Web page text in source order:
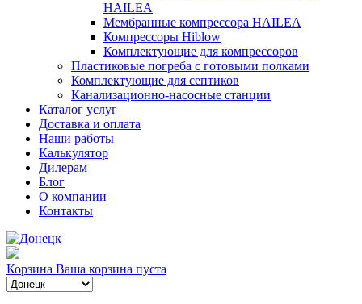
HAILEA
Мембранные компрессора HAILEA
Компрессоры Hiblow
Комплектующие для компрессоров
Пластиковые погреба с готовыми полками
Комплектующие для септиков
Канализационно-насосные станции
Каталог услуг
Доставка и оплата
Наши работы
Калькулятор
Дилерам
Блог
О компании
Контакты
Корзина Ваша корзина пуста